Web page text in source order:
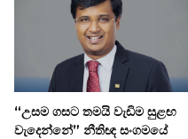
“උසම ගසට තමයි වැඩිම සුළඟ
වැදෙන්නේ” නීතිඥ සංගමයේ